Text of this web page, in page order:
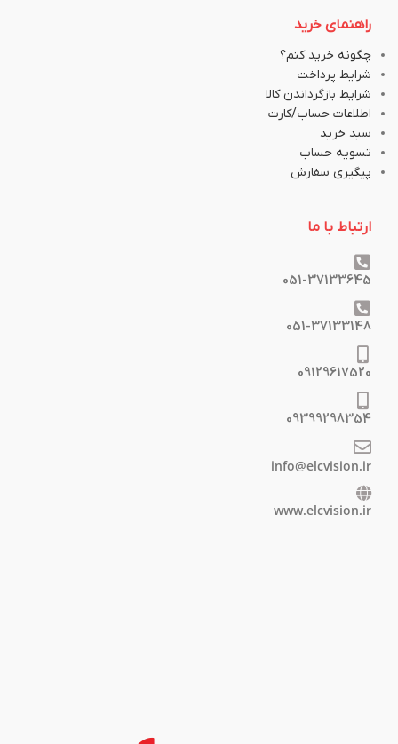
راهنمای خرید
چگونه خرید کنم؟
شرایط پرداخت
شرایط بازگرداندن کالا
اطلاعات حساب/کارت
سبد خرید
تسویه حساب
پیگیری سفارش
ارتباط با ما
051-37133645
051-37133148
09129617520
09399298354
info@elcvision.ir
www.elcvision.ir